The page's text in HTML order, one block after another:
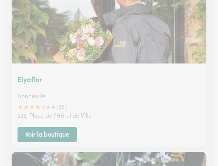
Elyaflor
Bonneville
★★★★
4.4 (35)
222, Place de l'Hôtel de Ville
Voir la boutique